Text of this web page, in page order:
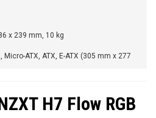
x 239 mm, 10 kg
Micro-ATX, ATX, E-ATX (305 mm x 277
izmjenjiva prednja stranica,
strane H7 Flow RGB